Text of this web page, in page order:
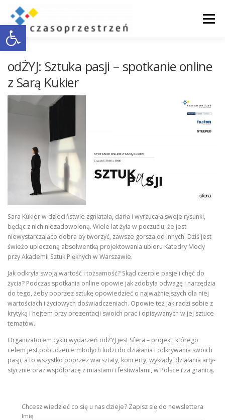
Otwórz pasek narzędzi
Przejdź
treści
Menu
DOSTĘPNOŚĆ AKTUALNOŚCI
KONTAKT
odŻYJ: Sztuka pasji – spotkanie online
z Sarą Kukier
Sara Kukier w dzieciństwie zgniatała, darła i wyrzucała swoje rysunki,
będąc z nich niezadowoloną. Wiele lat żyła w poczuciu, że jest
niewystarczająco dobra by tworzyć, zawsze gorsza od innych. Dziś jest
świeżo upieczoną absolwentką projektowania ubioru Katedry Mody
przy Akademii Sztuk Pięknych w Warszawie.
Jak odkryła swoją wartość i tożsamość? Skąd czerpie pasje i chęć do
życia? Podczas spotkania online opowie jak zdobyła odwagę i narzędzia
do tego, żeby poprzez sztukę opowiedzieć o najważniejszych dla niej
wartościach i życiowych doświadczeniach. Opowie też jak radzi sobie z
krytyką i hejtem przy prezentacji swoich prac i opisywanych w jej sztuce
tematów.
Organizatorem cyklu wydarzeń odŻYJ jest Sfera – projekt, którego
celem jest pobudzenie młodych ludzi do działania i odkrywania swoich
pasji, a to wszystko po­przez warsz­ta­ty, koncer­ty, wy­kła­dy, dzia­ła­nia ar­ty­
stycz­nie oraz współ­pra­cę z mia­stami i festiwalami, w Polsce i za granicą.
Chcesz wiedzieć co się u nas dzieje? Zapisz się do newslettera
Imię